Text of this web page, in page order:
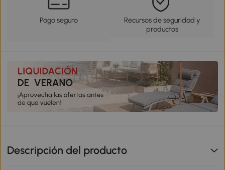
Pago seguro
Recursos de seguridad y
productos
Descripción del producto